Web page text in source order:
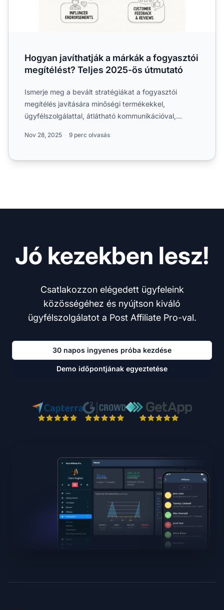
Hogyan javíthatják a márkák a fogyasztói
megítélést? Teljes 2025-ös útmutató
Ismerje meg a bevált stratégiákat a fogyasztói
megítélés javítására minőségi termékekkel,
ügyfélszolgálattal, átlátható kommunikációval,
Nov 28, 2025 9 perc olvasás
Jó kezekben lesz!
Csatlakozzon elégedett ügyfeleink
közösségéhez és nyújtson kiváló
ügyfélszolgálatot a Post Affiliate Pro-val.
30 napos ingyenes próba kezdése
Demo időpontjának egyeztetése